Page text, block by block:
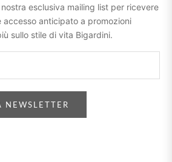
esclusiva mailing list per ricevere
accesso anticipato a promozioni
sullo stile di vita Bigardini.